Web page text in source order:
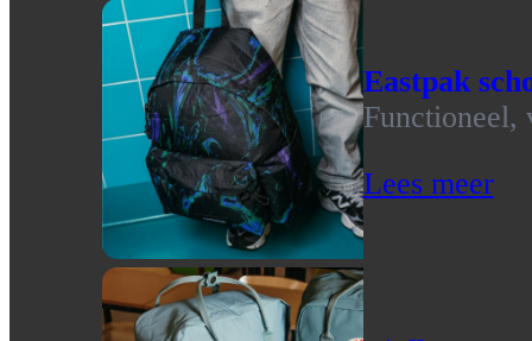
Eastpak
Functioneel,
Lees meer